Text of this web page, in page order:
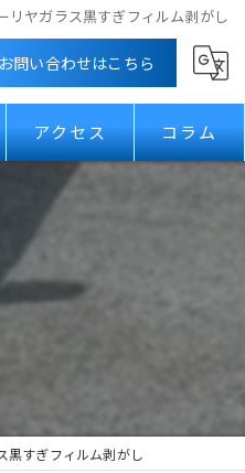
リヤガラス黒すぎフィルム剥がし
お問い合わせはこちら
ルム
グ
アクセス コラム
黒すぎフィルム剥がし